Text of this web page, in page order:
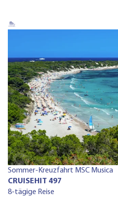
Sommer-Kreuzfahrt MSC Musica
CRUISEHIT 497
8-tägige Reise